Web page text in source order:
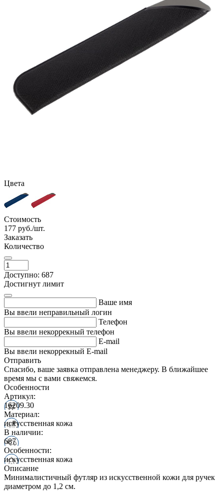
Цвета
Стоимость
177 руб./шт.
Заказать
Количество
Доступно: 687
Достигнут лимит
Ваше имя
Вы ввели неправильный логин
Телефон
Вы ввели некоррекный телефон
E-mail
Вы ввели некоррекный E-mail
Отправить
Спасибо, ваше заявка отправлена менеджеру. В ближайшее
время мы с вами свяжемся.
Особенности
Артикул:
16209.30
Материал:
искусственная кожа
В наличии:
687
Особенности:
искусственная кожа
Описание
Минималистичный футляр из искусственной кожи для ручек
диаметром до 1,2 см.